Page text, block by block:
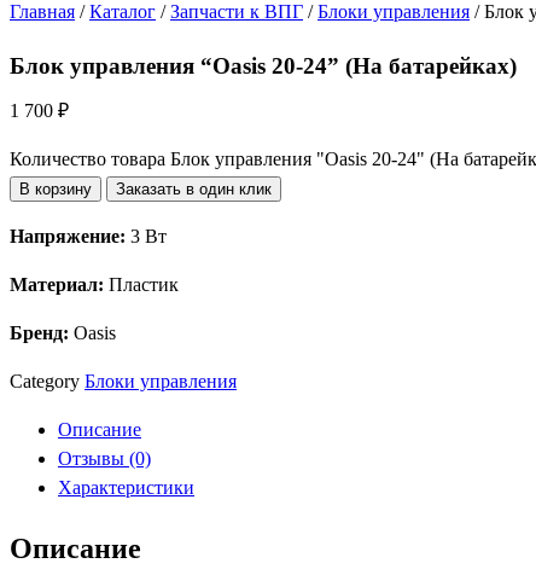
Главная /Каталог /Запчасти к ВПГ /Блоки управления / Блок
Блок управления “Oasis 20-24” (На батарейках)
1 700 ₽
Количество товара Блок управления "Oasis 20-24" (На
В корзину Заказать в один клик
Напряжение: 3 Вт
Материал: Пластик
Бренд: Oasis
Category Блоки управления
Описание
Отзывы (0)
Характеристики
Описание